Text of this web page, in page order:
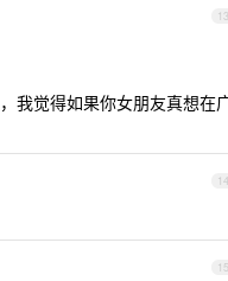
13
我觉得如果你女朋友真想在
14
15